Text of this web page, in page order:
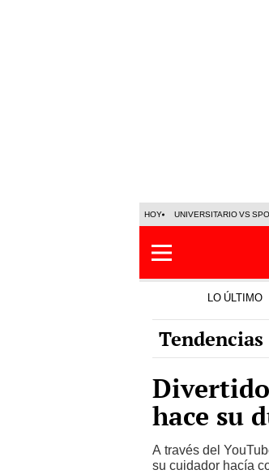
HOY UNIVERSITARIO VS
LO ÚLTIMO
Tendencias
hace su
A través del
su cuidador hacía